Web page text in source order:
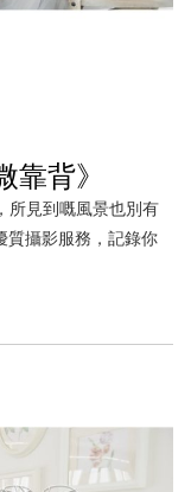
背》
所見到嘅風景也別有
質攝影服務，記錄你